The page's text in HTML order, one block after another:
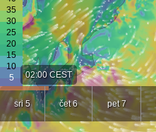
02:00 CEST
sri 5 čet 6 pet 7